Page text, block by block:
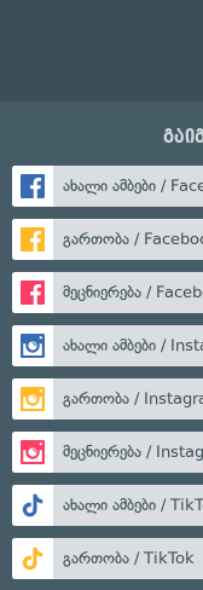
ახალი ამბები /
გართობა /
მეცნიერება /
ახალი ამბები /
გართობა /
მეცნიერება /
ახალი ამბები /
გართობა / TikTok